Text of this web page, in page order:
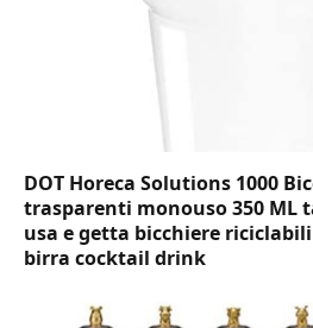
DOT Horeca Solutions 1000
trasparenti monouso 350 ML
usa e getta bicchiere
birra cocktail drink